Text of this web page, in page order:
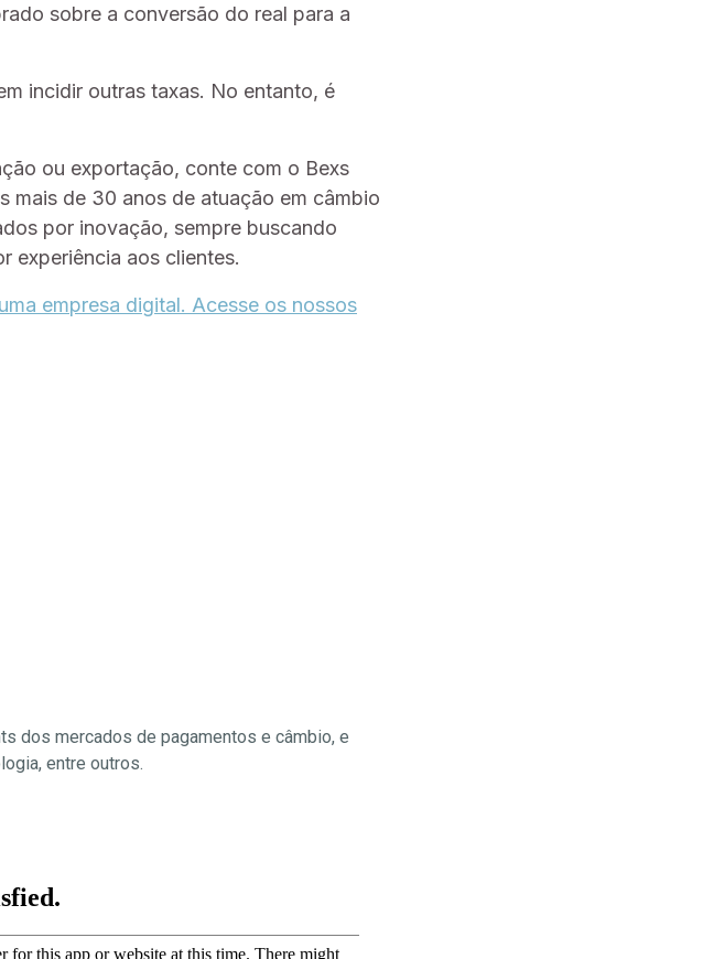
sobre a conversão do real para a
incidir outras taxas. No entanto, é
ou exportação, conte com o Bexs
mais de 30 anos de atuação em câmbio
por inovação, sempre buscando
experiência aos clientes.
empresa digital. Acesse os nossos
dos mercados de pagamentos e câmbio, e
entre outros.